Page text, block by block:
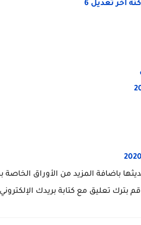
اخر تعديل 6
باضافة المزيد من الأوراق الخاصة
بترك تعليق مع كتابة بريدك